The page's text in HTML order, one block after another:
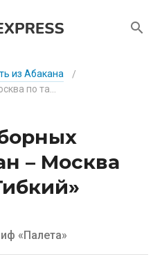
из Абакана
/
– Москва
«Палета»